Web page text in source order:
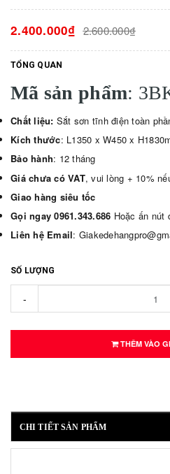
2.400.000₫ 2.600.000₫
TỔNG QUAN
Mã sản phẩm:
Chất liệu: Sắt sơn tĩnh điện toàn
Kích thước: L1350 x W450 x
Bảo hành: 12 tháng
Giá chưa có VAT, vui lòng + 10%
Giao hàng siêu tốc
Gọi ngay 0961.343.686 Hoặc ấn nút
Liên hệ Email:
SỐ LƯỢNG
-
THÊM VÀO
CHI TIẾT SẢN PHẨM